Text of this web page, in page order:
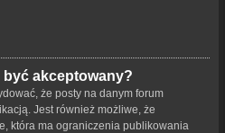
być akceptowany?
że posty na danym forum
Jest również możliwe, że
która ma ograniczenia publikowania